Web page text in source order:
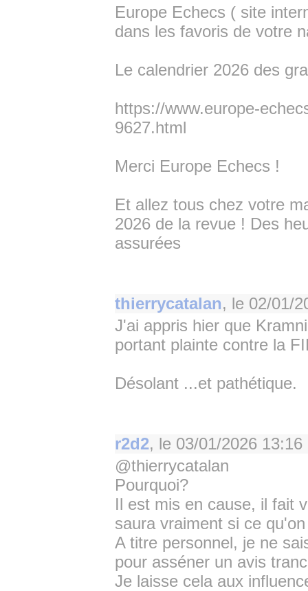
Europe Echecs ( site
dans les favoris de votre
Le calendrier 2026 des
https://www.europe-
9627.html
Merci Europe Echecs !
Et allez tous chez votre
2026 de la revue ! Des
assurées
thierrycatalan, le 02/01/
J'ai appris hier que
portant plainte contre la
Désolant ...et pathétique.
r2d2, le 03/01/2026 13:16
@thierrycatalan
Pourquoi?
Il est mis en cause, il fait
saura vraiment si ce
A titre personnel, je ne
pour asséner un avis
Je laisse cela aux